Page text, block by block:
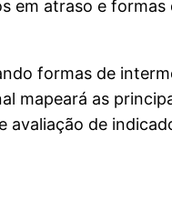
em atraso e
formas de
mapeará as
de